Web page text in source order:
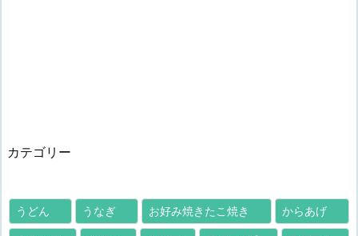
カテゴリー
うどん うなぎ お好み焼きたこ焼き からあげ